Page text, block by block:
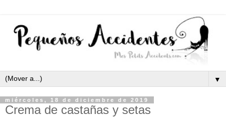
▼
miércoles, 18 de diciembre de 2019
Crema de castañas y setas